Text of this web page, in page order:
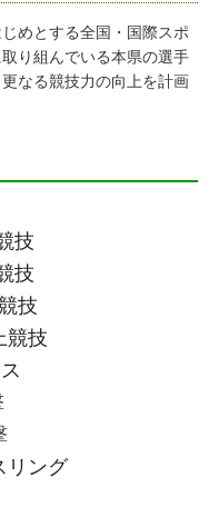
めとする全国・国際スポ
り組んでいる本県の選手
なる競技力の向上を計画
技
グ